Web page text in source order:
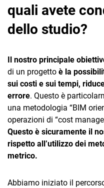
quali avete
dello studio?
Il nostro principale
di un progetto è la
sui costi e sui tempi,
errore. Questo è
una metodologia “BIM
operazioni di “cost
Questo è sicuramente il
rispetto all’utilizzo dei
metrico.
Abbiamo iniziato il